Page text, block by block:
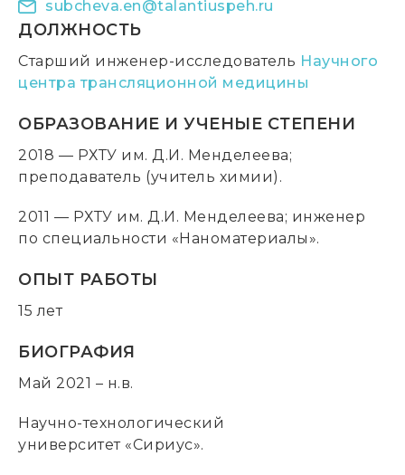
subcheva.en@talantiuspeh.ru
ДОЛЖНОСТЬ
Старший инженер-исследователь Научного
центра трансляционной медицины
ОБРАЗОВАНИЕ И УЧЕНЫЕ СТЕПЕНИ
2018 — РХТУ им. Д.И. Менделеева;
преподаватель (учитель химии).
2011 — РХТУ им. Д.И. Менделеева; инженер
по специальности «Наноматериалы».
ОПЫТ РАБОТЫ
15 лет
БИОГРАФИЯ
Май 2021 – н.в.
Научно-технологический
университет «Сириус».